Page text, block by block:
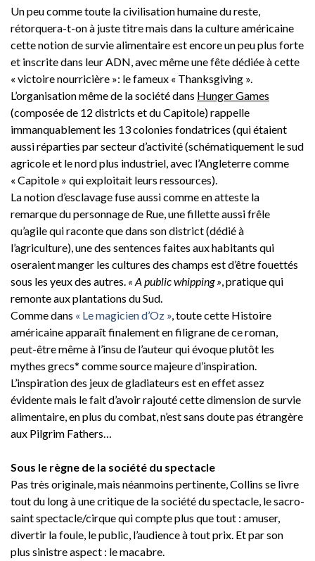
Un peu comme toute la civilisation humaine du reste,
rétorquera-t-on à juste titre mais dans la culture américaine
cette notion de survie alimentaire est encore un peu plus forte
et inscrite dans leur ADN, avec même une fête dédiée à cette
« victoire nourricière »: le fameux « Thanksgiving ».
L’organisation même de la société dans Hunger Games
(composée de 12 districts et du Capitole) rappelle
immanquablement les 13 colonies fondatrices (qui étaient
aussi réparties par secteur d’activité (schématiquement le sud
agricole et le nord plus industriel, avec l’Angleterre comme
« Capitole » qui exploitait leurs ressources).
La notion d’esclavage fuse aussi comme en atteste la
remarque du personnage de Rue, une fillette aussi frêle
qu’agile qui raconte que dans son district (dédié à
l’agriculture), une des sentences faites aux habitants qui
oseraient manger les cultures des champs est d’être fouettés
sous les yeux des autres. « A public whipping », pratique qui
remonte aux plantations du Sud.
Comme dans « Le magicien d’Oz », toute cette Histoire
américaine apparaît finalement en filigrane de ce roman,
peut-être même à l’insu de l’auteur qui évoque plutôt les
mythes grecs* comme source majeure d’inspiration.
L’inspiration des jeux de gladiateurs est en effet assez
évidente mais le fait d’avoir rajouté cette dimension de survie
alimentaire, en plus du combat, n’est sans doute pas étrangère
aux Pilgrim Fathers…
Sous le règne de la société du spectacle
Pas très originale, mais néanmoins pertinente, Collins se livre
tout du long à une critique de la société du spectacle, le sacro-
saint spectacle/cirque qui compte plus que tout : amuser,
divertir la foule, le public, l’audience à tout prix. Et par son
plus sinistre aspect : le macabre.